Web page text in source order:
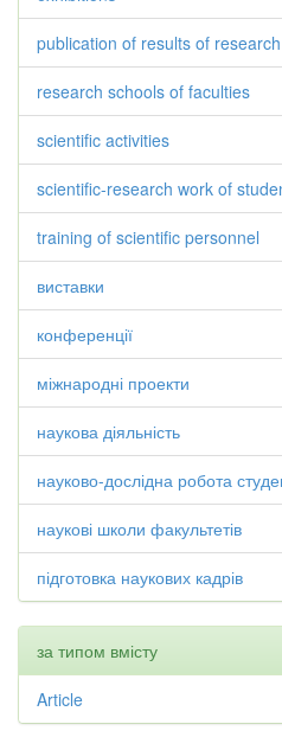
publication of results of research
research schools of faculties
scientific activities
scientific-research work of
training of scientific personnel
виставки
конференції
міжнародні проекти
наукова діяльність
науково-дослідна робота
наукові школи факультетів
підготовка наукових кадрів
за типом вмісту
Article